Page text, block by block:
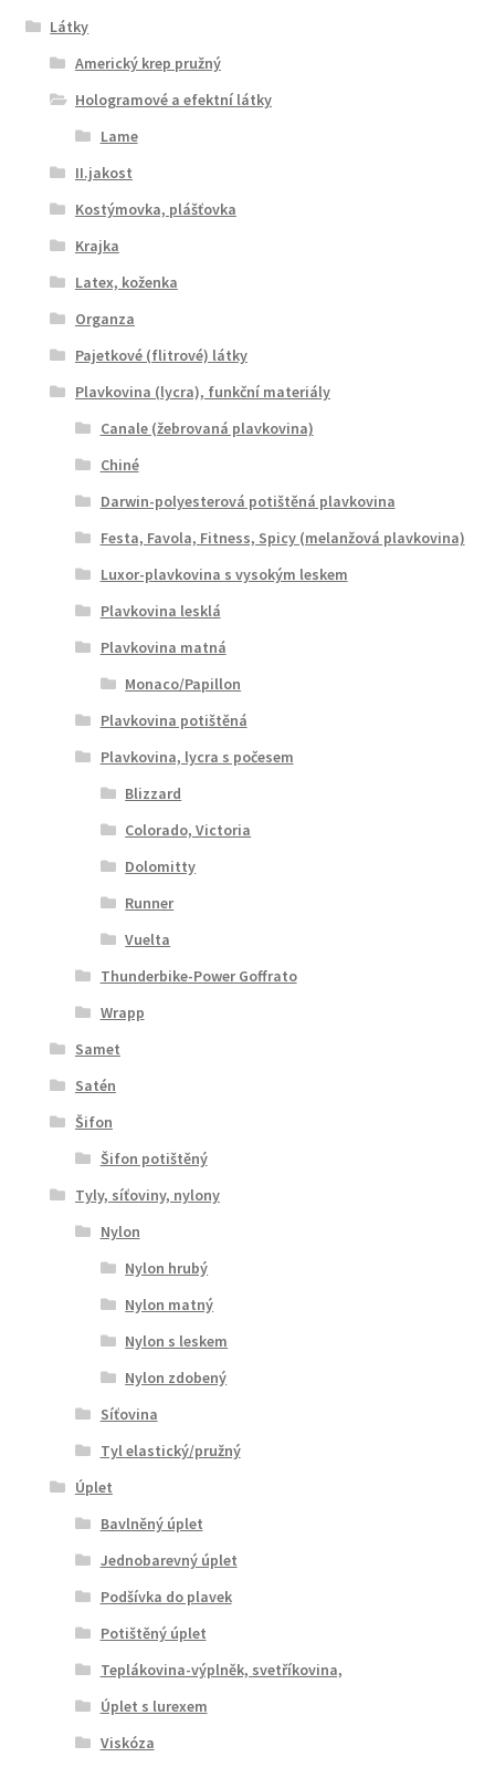
Látky
Americký krep pružný
Hologramové a efektní látky
Lame
II.jakost
Kostýmovka, plášťovka
Krajka
Latex, koženka
Organza
Pajetkové (flitrové) látky
Plavkovina (lycra), funkční materiály
Canale (žebrovaná plavkovina)
Chiné
Darwin-polyesterová potištěná plavkovina
Festa, Favola, Fitness, Spicy (melanžová plavkovina)
Luxor-plavkovina s vysokým leskem
Plavkovina lesklá
Plavkovina matná
Monaco/Papillon
Plavkovina potištěná
Plavkovina, lycra s počesem
Blizzard
Colorado, Victoria
Dolomitty
Runner
Vuelta
Thunderbike-Power Goffrato
Wrapp
Samet
Satén
Šifon
Šifon potištěný
Tyly, síťoviny, nylony
Nylon
Nylon hrubý
Nylon matný
Nylon s leskem
Nylon zdobený
Síťovina
Tyl elastický/pružný
Úplet
Bavlněný úplet
Jednobarevný úplet
Podšívka do plavek
Potištěný úplet
Teplákovina-výplněk, svetříkovina,
Úplet s lurexem
Viskóza